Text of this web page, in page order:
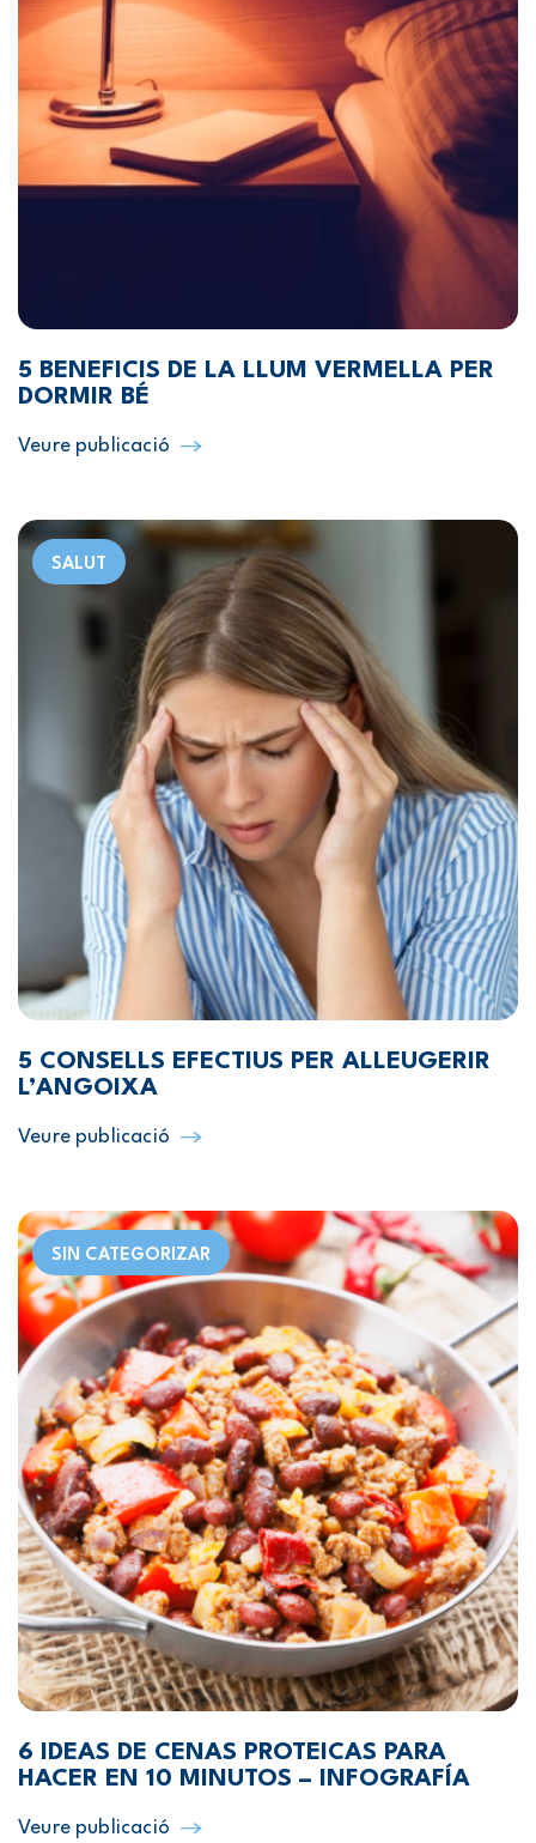
5 BENEFICIS DE LA LLUM VERMELLA PER
DORMIR BÉ
Veure publicació
SALUT
5 CONSELLS EFECTIUS PER ALLEUGERIR
L’ANGOIXA
Veure publicació
SIN CATEGORIZAR
6 IDEAS DE CENAS PROTEICAS PARA
HACER EN 10 MINUTOS – INFOGRAFÍA
Veure publicació